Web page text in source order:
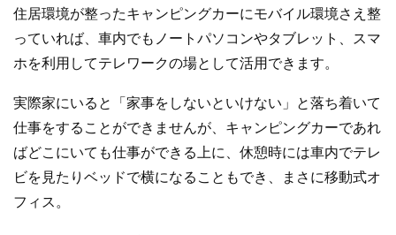
住居環境が整ったキャンピングカーにモバイル環境さえ整
っていれば、車内でもノートパソコンやタブレット、スマ
ホを利用してテレワークの場として活用できます。
実際家にいると「家事をしないといけない」と落ち着いて
仕事をすることができませんが、キャンピングカーであれ
ばどこにいても仕事ができる上に、休憩時には車内でテレ
ビを見たりベッドで横になることもでき、まさに移動式オ
フィス。